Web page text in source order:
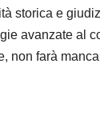
storica e
avanzate al
non farà